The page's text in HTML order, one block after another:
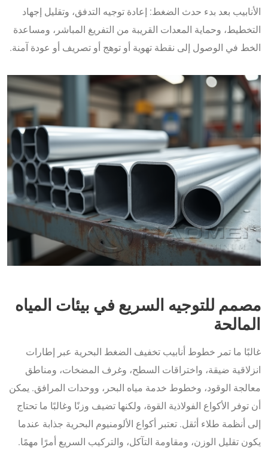
الأنابيب بعد بدء حدث الضغط: إعادة توجيه التدفق، وتقليل إجهاد
التخطيط، وحماية المعدات القريبة من التفريغ المباشر، ومساعدة
الخط في الوصول إلى نقطة تهوية أو توهج أو تصريف أو عودة آمنة.
مصمم للتوجيه السريع في بيئات المياه
المالحة
غالبًا ما تمر خطوط أنابيب تخفيف الضغط البحرية عبر إطارات
انزلاقية ضيقة، واختراقات السطح، وغرف المضخات، ومناطق
معالجة الوقود، وخطوط خدمة مياه البحر، ووحدات المرافق. يمكن
أن توفر الأكواع الفولاذية القوة، ولكنها تضيف وزنًا وغالبًا ما تحتاج
إلى أنظمة طلاء أثقل. تعتبر أكواع الألومنيوم البحرية جذابة عندما
يكون تقليل الوزن، ومقاومة التآكل، والتركيب السريع أمرًا مهمًا.